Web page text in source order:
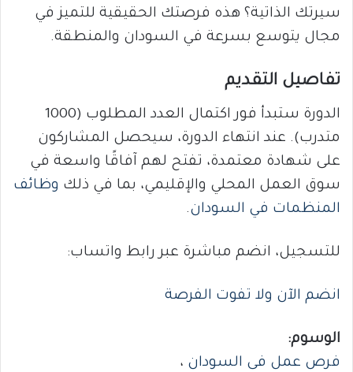
سيرتك الذاتية؟ هذه فرصتك الحقيقية للتميز في
مجال يتوسع بسرعة في السودان والمنطقة.
تفاصيل التقديم
الدورة ستبدأ فور اكتمال العدد المطلوب (1000
متدرب). عند انتهاء الدورة، سيحصل المشاركون
على شهادة معتمدة، تفتح لهم آفاقًا واسعة في
سوق العمل المحلي والإقليمي، بما في ذلك وظائف
المنظمات في السودان.
للتسجيل، انضم مباشرة عبر رابط واتساب:
انضم الآن ولا تفوت الفرصة
الوسوم:
فرص عمل فى السودان ،